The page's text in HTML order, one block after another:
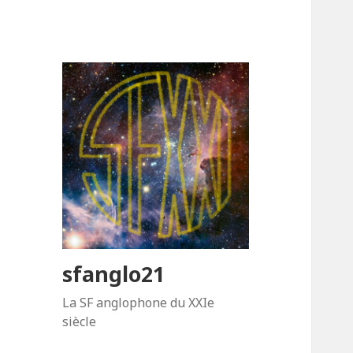
sfanglo21
La SF anglophone du XXIe
siècle